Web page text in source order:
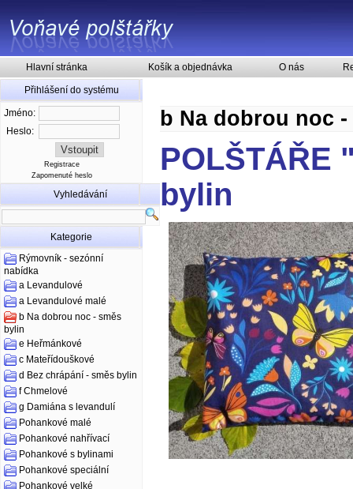
Hlavní stránka Košík a objednávka O nás
Přihlášení do systému
Jméno:
Heslo:
Registrace
Zapomenuté heslo
Vyhledávání
Kategorie
Rýmovník - sezónní
nabídka
a Levandulové
a Levandulové malé
b Na dobrou noc - směs
bylin
e Heřmánkové
c Mateřídouškové
d Bez chrápání - směs bylin
f Chmelové
g Damiána s levandulí
Pohankové malé
Pohankové nahřívací
Pohankové s bylinami
Pohankové speciální
Pohankové velké
b Na dobrou noc
POLŠTÁŘE
bylin